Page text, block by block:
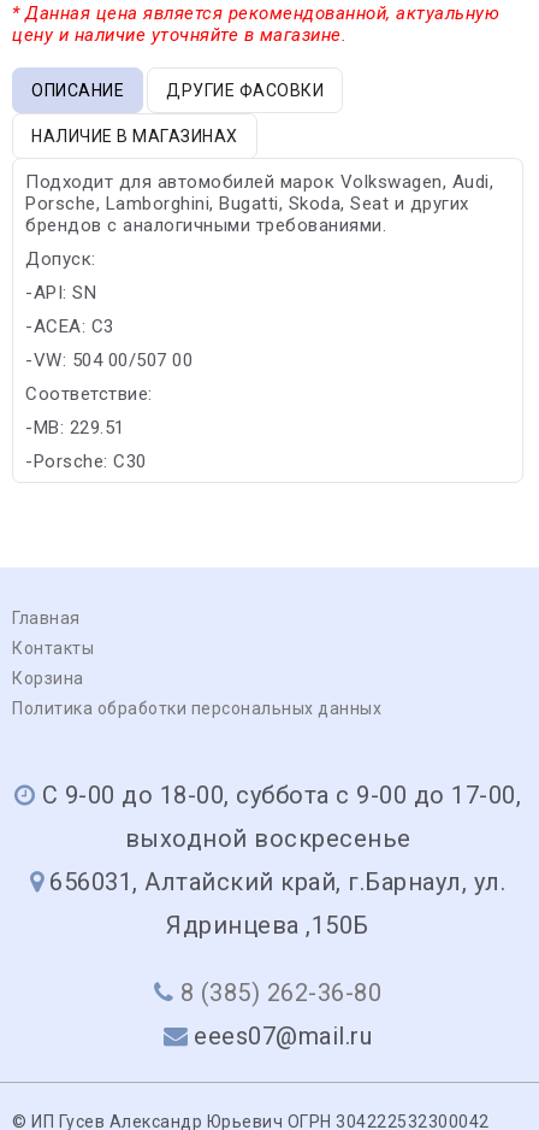
* Данная цена является рекомендованной, актуальную
цену и наличие уточняйте в магазине.
ОПИСАНИЕ ДРУГИЕ ФАСОВКИ
НАЛИЧИЕ В МАГАЗИНАХ
Подходит для автомобилей марок Volkswagen, Audi,
Porsche, Lamborghini, Bugatti, Skoda, Seat и других
брендов с аналогичными требованиями.
Допуск:
-API: SN
-ACEA: C3
-VW: 504 00/507 00
Соответствие:
-MB: 229.51
-Porsche: C30
Главная
Контакты
Корзина
Политика обработки персональных данных
С 9-00 до 18-00, суббота с 9-00 до 17-00,
выходной воскресенье
656031, Алтайский край, г.Барнаул, ул.
Ядринцева ,150Б
8 (385) 262-36-80
eees07@mail.ru
© ИП Гусев Александр Юрьевич ОГРН 304222532300042